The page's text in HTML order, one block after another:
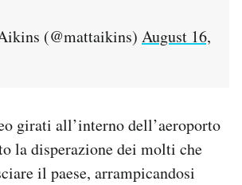
(@mattaikins) August 16,
girati all’interno dell’aeroporto
la disperazione dei molti che
il paese, arrampicandosi